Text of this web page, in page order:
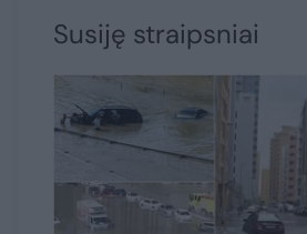
Susiję straipsniai